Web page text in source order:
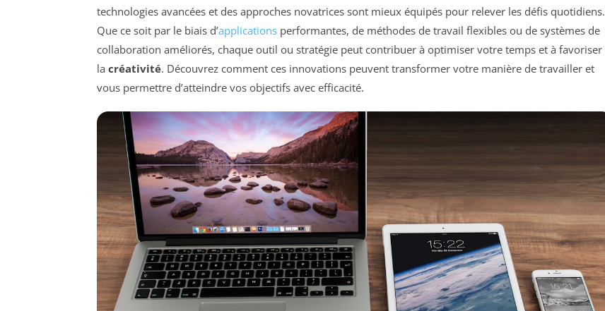
technologies avancées et des approches novatrices sont mieux équipés pour relever les défis quotidiens.
Que ce soit par le biais d’applications performantes, de méthodes de travail flexibles ou de systèmes de
collaboration améliorés, chaque outil ou stratégie peut contribuer à optimiser votre temps et à favoriser
la créativité. Découvrez comment ces innovations peuvent transformer votre manière de travailler et
vous permettre d’atteindre vos objectifs avec efficacité.